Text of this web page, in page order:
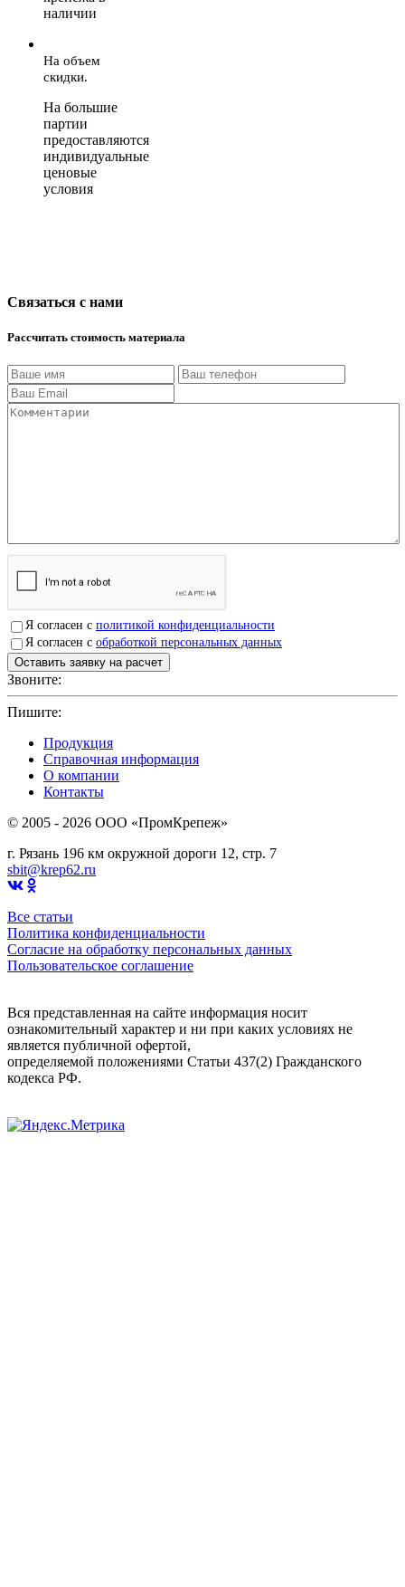
наличии
На объем
скидки.
На большие
партии
предоставляются
индивидуальные
ценовые
условия
Связаться с нами
Рассчитать стоимость материала
Я согласен с политикой конфиденциальности
Я согласен с обработкой персональных данных
Звоните:
Пишите:
Продукция
Справочная информация
О компании
Контакты
© 2005 - 2026 OOO «ПромКрепеж»
г. Рязань 196 км окружной дороги 12, стр. 7
sbit@krep62.ru
Все статьи
Политика конфиденциальности
Согласие на обработку персональных данных
Пользовательское соглашение
Вся представленная на сайте информация носит
ознакомительный характер и ни при каких условиях не
является публичной офертой,
определяемой положениями Статьи 437(2) Гражданского
кодекса РФ.